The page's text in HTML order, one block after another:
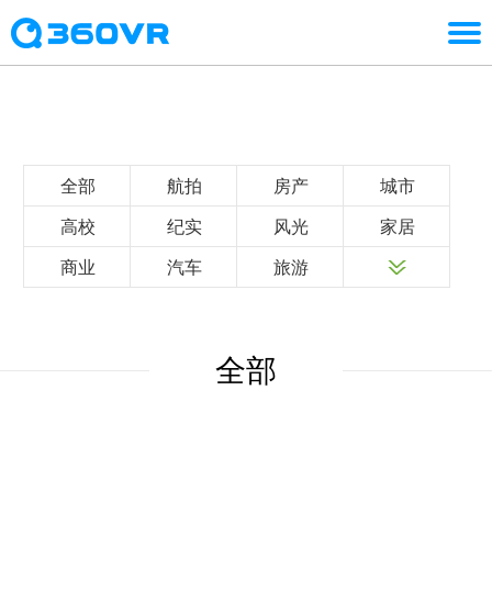
全部 航拍 房产 城市
高校 纪实 风光 家居
商业 汽车 旅游
全部